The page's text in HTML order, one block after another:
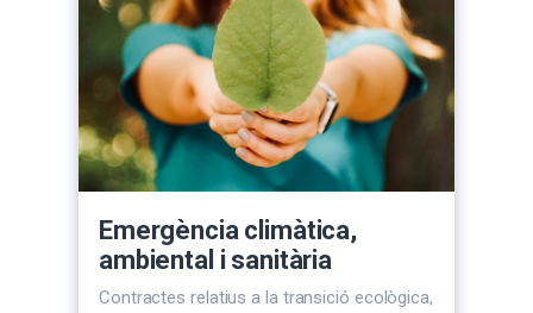
Emergència climàtica,
ambiental i sanitària
Contractes relatius a la transició ecològica,